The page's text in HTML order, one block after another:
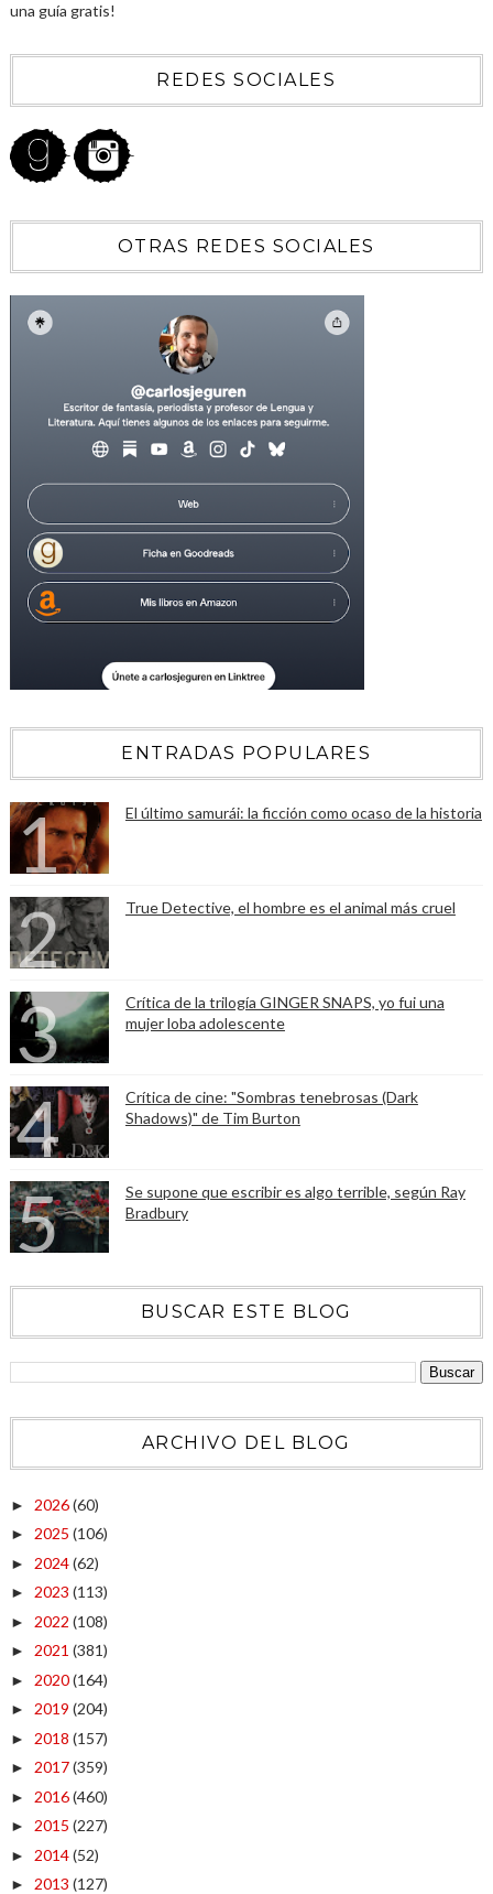
una guía gratis!
REDES SOCIALES
OTRAS REDES SOCIALES
ENTRADAS POPULARES
El último samurái: la ficción como ocaso de la historia
True Detective, el hombre es el animal más cruel
Crítica de la trilogía GINGER SNAPS, yo fui una
mujer loba adolescente
Crítica de cine: "Sombras tenebrosas (Dark
Shadows)" de Tim Burton
Se supone que escribir es algo terrible, según Ray
Bradbury
BUSCAR ESTE BLOG
ARCHIVO DEL BLOG
► 2026(60)
► 2025 (106)
► 2024(62)
► 2023 (113)
► 2022 (108)
► 2021 (381)
► 2020(164)
► 2019 (204)
► 2018 (157)
► 2017(359)
► 2016(460)
► 2015 (227)
► 2014(52)
► 2013 (127)